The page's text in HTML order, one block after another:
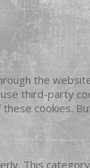
the
third-party
cookies.
This